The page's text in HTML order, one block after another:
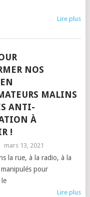
Lire plus
NOS
MALINS
ANTI-
À
!
mars 13, 2021
la rue, à la radio, à la
pour
Lire plus